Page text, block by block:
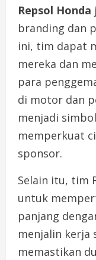
Repsol Honda
branding dan
ini, tim dapat
mereka dan
para
di motor dan
menjadi
memperkuat
sponsor.
Selain itu, tim
untuk
panjang
menjalin kerja
memastikan